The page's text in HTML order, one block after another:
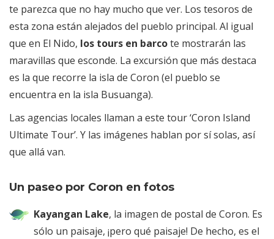
te parezca que no hay mucho que ver. Los tesoros de
esta zona están alejados del pueblo principal. Al igual
que en El Nido, los tours en barcote mostrarán las
maravillas que esconde. La excursión que más destaca
es la que recorre la isla de Coron (el pueblo se
encuentra en la isla Busuanga).
Las agencias locales llaman a este tour ‘Coron Island
Ultimate Tour’. Y las imágenes hablan por sí solas, así
que allá van.
Un paseo por Coron en fotos
Kayangan Lake, la imagen de postal de Coron. Es
sólo un paisaje, ¡pero qué paisaje! De hecho, es el